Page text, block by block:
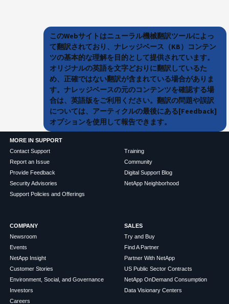
このWebサイトはニューラル機械翻訳ツールによっ
て翻訳されており、ナレッジベース（KB）コンテン
ツの基本的な理解を目的として提供されています。
オリジナルの英語を文字どおりに翻訳しているた
め、正確ではない翻訳が含まれている場合がありま
す。ナレッジベースの元のコンテンツを確認する場
合は、英語版をご利用ください。翻訳の問題や誤訳
については、アーティクルの最後にある[Feedback]
オプションを使用して報告できます。
MORE IN SUPPORT
Contact Support
Report an Issue
Provide Feedback
Security Advisories
Support Policies and Offerings
Training
Community
Digital Support Blog
NetApp Neighborhood
COMPANY
Newsroom
Events
NetApp Insight
Customer Stories
Environment, Social, and Governance
Investors
Careers
SALES
Try and Buy
Find A Partner
Partner With NetApp
US Public Sector Contracts
NetApp OnDemand Consumption
Data Visionary Centers